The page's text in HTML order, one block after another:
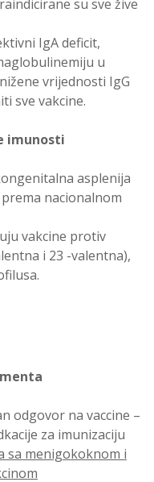
su sve žive
IgA deficit,
u
vrijednosti IgG
sve vakcine.
imunosti
asplenija
nacionalnom
vakcine protiv
i 23 -valentna),
odgovor na vaccine –
za imunizaciju
sa menigokoknom i